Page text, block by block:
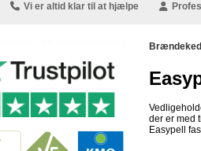
Vi er altid klar til at hjælpe
der er med
Easypell